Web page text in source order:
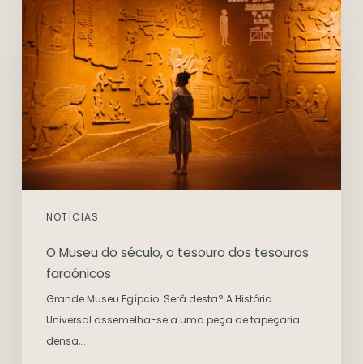
NOTÍCIAS
O Museu do século, o tesouro dos tesouros
faraónicos
Grande Museu Egípcio: Será desta? A História
Universal assemelha-se a uma peça de tapeçaria
densa,…